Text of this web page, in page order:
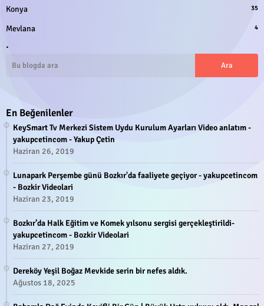
Konya 35
Mevlana 4
.
En Beğenilenler
KeySmart Tv Merkezi Sistem Uydu Kurulum Ayarları Video anlatım -
yakupcetincom - Yakup Çetin
Haziran 26, 2019
Lunapark Perşembe günü Bozkır'da faaliyete geçiyor - yakupcetincom
- Bozkir Videolari
Haziran 23, 2019
Bozkır’da Halk Eğitim ve Komek yılsonu sergisi gerçekleştirildi-
yakupcetincom - Bozkir Videolari
Haziran 27, 2019
Dereköy Yeşil Boğaz Mevkide serin bir nefes aldık.
Ağustos 18, 2025